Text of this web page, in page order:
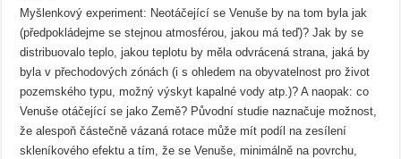
Myšlenkový experiment: Neotáčející se Venuše by na tom byla jak
(předpokládejme se stejnou atmosférou, jakou má teď)? Jak by se
distribuovalo teplo, jakou teplotu by měla odvrácená strana, jaká by
byla v přechodových zónách (i s ohledem na obyvatelnost pro život
pozemského typu, možný výskyt kapalné vody atp.)? A naopak: co
Venuše otáčející se jako Země? Původní studie naznačuje možnost,
že alespoň částečně vázaná rotace může mít podíl na zesílení
skleníkového efektu a tím, že se Venuše, minimálně na povrchu,